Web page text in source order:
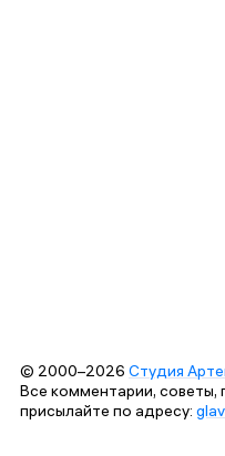
© 2000–2026 Студия
Все комментарии, советы,
присылайте по адресу: